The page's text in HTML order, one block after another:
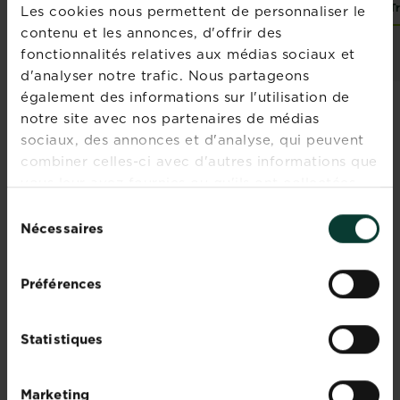
Les cookies nous permettent de personnaliser le
contenu et les annonces, d'offrir des
fonctionnalités relatives aux médias sociaux et
d'analyser notre trafic. Nous partageons
également des informations sur l'utilisation de
notre site avec nos partenaires de médias
sociaux, des annonces et d'analyse, qui peuvent
combiner celles-ci avec d'autres informations que
vous leur avez fournies ou qu'ils ont collectées
duNécessaires
Préférences
Statistiques
Marketing
AcheterFertiligène désherbant jardin, cours, allée concentré
Comparez les
revendeurs et les
stocks
Trouver un magasin
Rejoignez la
mesure directement dans